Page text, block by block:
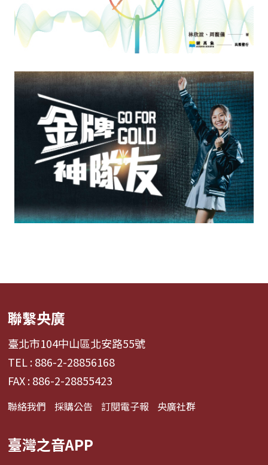
聯繫央廣
臺北市104中山區北安路55號
TEL : 886-2-28856168
FAX : 886-2-28855423
聯絡我們 採購公告 訂閱電子報 央廣社群
臺灣之音APP